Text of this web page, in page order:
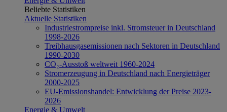
Beliebte Statistiken
Aktuelle Statistiken
Industriestrompreise inkl. Stromsteuer in Deutschland
1998-2026
Treibhausgasemissionen nach Sektoren in Deutschland
1990-2030
CO₂-Ausstoß weltweit 1960-2024
Stromerzeugung in Deutschland nach Energieträger
2000-2025
EU-Emissionshandel: Entwicklung der Preise 2023-
2026
Energie & Umwelt